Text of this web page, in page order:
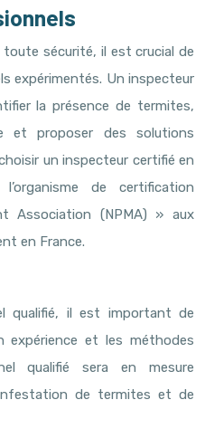
sécurité, il est crucial de
expérimentés. Un inspecteur
la présence de termites,
et proposer des solutions
un inspecteur certifié en
de certification
Association (NPMA) » aux
en France.
qualifié, il est important de
expérience et les méthodes
qualifié sera en mesure
infestation de termites et de